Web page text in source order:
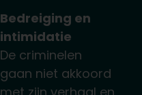
Bedreiging en
intimidatie
De criminelen
gaan niet akkoord